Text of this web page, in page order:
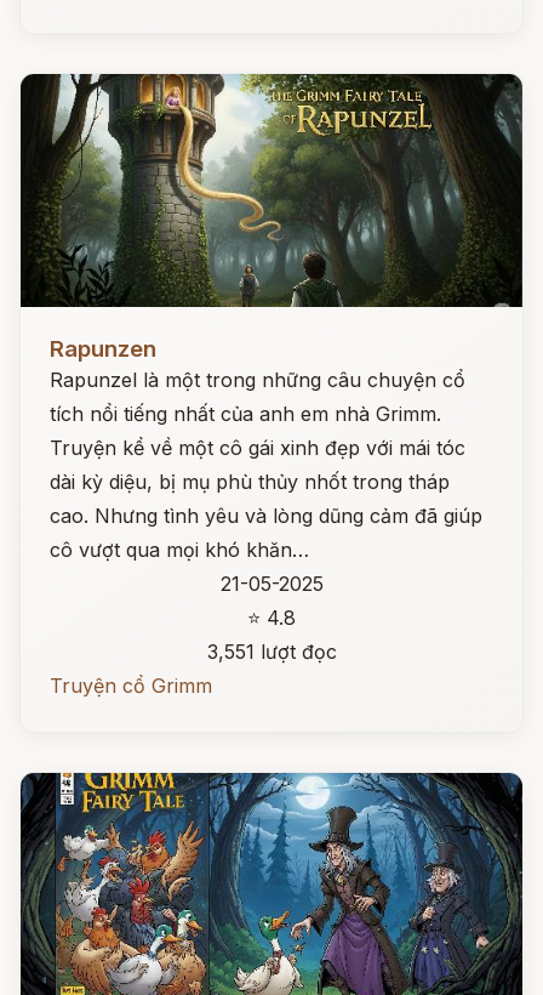
Rapunzen
Rapunzel là một trong những câu chuyện cổ
tích nổi tiếng nhất của anh em nhà Grimm.
Truyện kể về một cô gái xinh đẹp với mái tóc
dài kỳ diệu, bị mụ phù thủy nhốt trong tháp
cao. Nhưng tình yêu và lòng dũng cảm đã giúp
cô vượt qua mọi khó khăn…
21-05-2025
⭐ 4.8
3,551 lượt đọc
Truyện cổ Grimm